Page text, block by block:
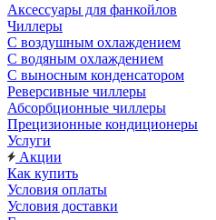
Аксессуары для фанкойлов
Чиллеры
С воздушным охлаждением
С водяным охлаждением
С выносным конденсатором
Реверсивные чиллеры
Абсорбционные чиллеры
Прецизионные кондиционеры
Услуги
Акции
Как купить
Условия оплаты
Условия доставки